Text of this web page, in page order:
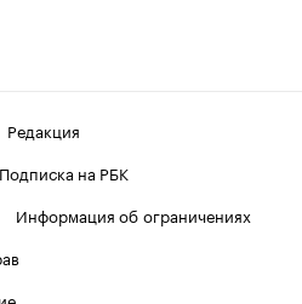
Редакция
Подписка на РБК
Информация об ограничениях